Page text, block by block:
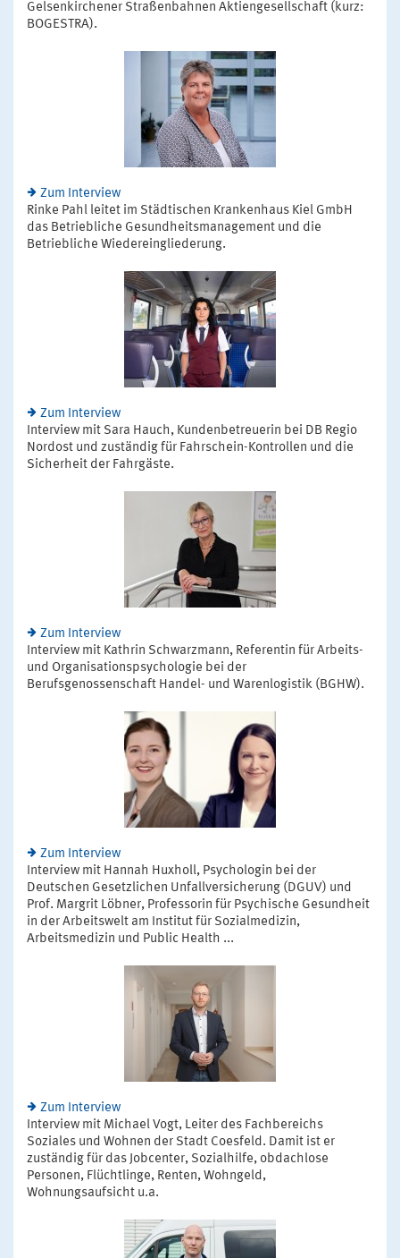
Gelsenkirchener Straßenbahnen Aktiengesellschaft (kurz:
BOGESTRA).
Zum Interview
Rinke Pahl leitet im Städtischen Krankenhaus Kiel GmbH
das Betriebliche Gesundheitsmanagement und die
Betriebliche Wiedereingliederung.
Zum Interview
Interview mit Sara Hauch, Kundenbetreuerin bei DB Regio
Nordost und zuständig für Fahrschein-Kontrollen und die
Sicherheit der Fahrgäste.
Zum Interview
Interview mit Kathrin Schwarzmann, Referentin für Arbeits-
und Organisationspsychologie bei der
Berufsgenossenschaft Handel- und Warenlogistik (BGHW).
Zum Interview
Interview mit Hannah Huxholl, Psychologin bei der
Deutschen Gesetzlichen Unfallversicherung (DGUV) und
Prof. Margrit Löbner, Professorin für Psychische Gesundheit
in der Arbeitswelt am Institut für Sozialmedizin,
Arbeitsmedizin und Public Health ...
Zum Interview
Interview mit Michael Vogt, Leiter des Fachbereichs
Soziales und Wohnen der Stadt Coesfeld. Damit ist er
zuständig für das Jobcenter, Sozialhilfe, obdachlose
Personen, Flüchtlinge, Renten, Wohngeld,
Wohnungsaufsicht u.a.